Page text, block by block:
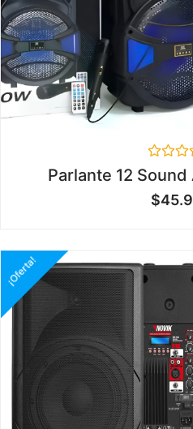
Valorado
en
0
de
Parlante 12
$
¡Oferta!